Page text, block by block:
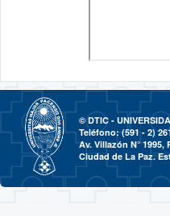
© DTIC -
Teléfono: (591 - 2)
Av. Villazón N°
Ciudad de La Paz.